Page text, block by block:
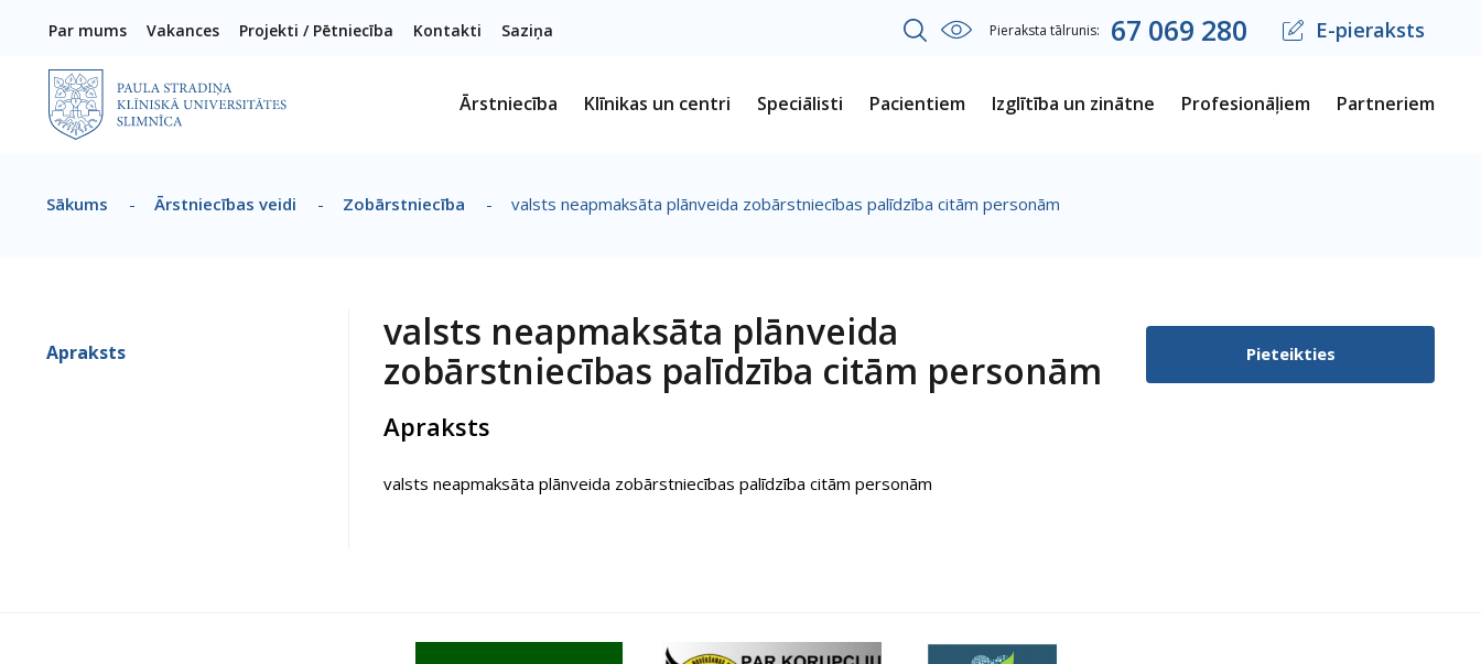
Par mums Vakances Projekti / Pētniecība Kontakti Saziņa Pieraksta tālrunis: 67 069 280 E-pieraksts
Ārstniecība Klīnikas un centri Speciālisti Pacientiem Izglītība un zinātne Profesionāļiem Partneriem
Sākums - Ārstniecības veidi - Zobārstniecība - valsts neapmaksāta plānveida zobārstniecības palīdzība citām personām
valsts neapmaksāta plānveida
zobārstniecības palīdzība citām personām
Apraksts Pieteikties
Apraksts
valsts neapmaksāta plānveida zobārstniecības palīdzība citām personām